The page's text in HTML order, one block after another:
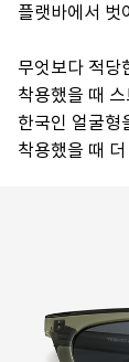
플랫바에서 벗
무엇보다 적당
착용했을 때
한국인 얼굴형
착용했을 때